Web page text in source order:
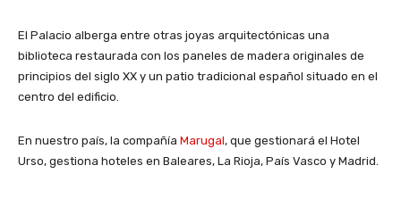
El Palacio alberga entre otras joyas arquitectónicas una
biblioteca restaurada con los paneles de madera originales de
principios del siglo XX y un patio tradicional español situado en el
centro del edificio.
En nuestro país, la compañía Marugal, que gestionará el Hotel
Urso, gestiona hoteles en Baleares, La Rioja, País Vasco y Madrid.